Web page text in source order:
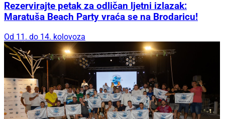
Rezervirajte petak za odličan ljetni izlazak:
Maratuša Beach Party vraća se na Brodaricu!
Od 11. do 14. kolovoza